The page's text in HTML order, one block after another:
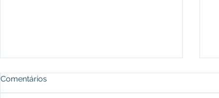
Comentários